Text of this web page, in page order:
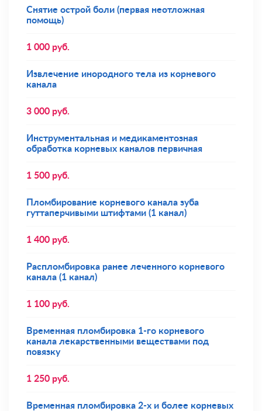
Снятие острой боли (первая неотложная
помощь)
1 000 руб.
Извлечение инородного тела из корневого
канала
3 000 руб.
Инструментальная и медикаментозная
обработка корневых каналов первичная
1 500 руб.
Пломбирование корневого канала зуба
гуттаперчивыми штифтами (1 канал)
1 400 руб.
Распломбировка ранее леченного корневого
канала (1 канал)
1 100 руб.
Временная пломбировка 1-го корневого
канала лекарственными веществами под
повязку
1 250 руб.
Временная пломбировка 2-х и более корневых